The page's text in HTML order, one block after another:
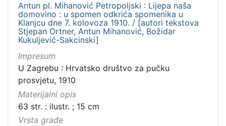
Antun pl. Mihanović Petropoljski : Lijepa naša
domovino : u spomen odkrića spomenika u
Klanjcu dne 7. kolovoza 1910. / [autori tekstova
Stjepan Ortner, Antun Mihanović, Božidar
Kukuljević-Sakcinski]
Impresum
U Zagrebu : Hrvatsko društvo za pučku
prosvjetu, 1910
Materijalni opis
63 str. : ilustr. ; 15 cm
Vrsta građe